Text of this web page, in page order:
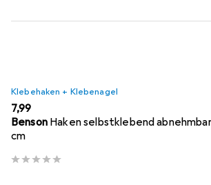
Klebehaken + Klebenagel
EUR
7,99
Benson Haken selbstklebend
cm